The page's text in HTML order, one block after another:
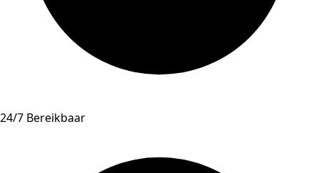
24/7 Bereikbaar